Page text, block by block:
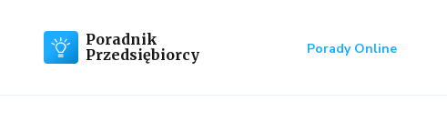
Poradnik
Przedsiębiorcy
Porady Online